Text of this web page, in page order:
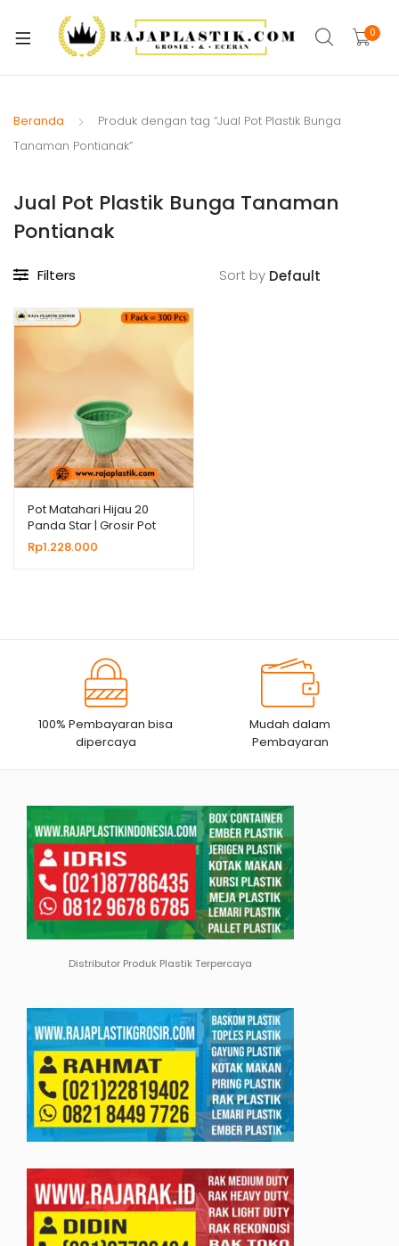
0
Beranda
Produk dengan tag “Jual Pot Plastik Bunga
Tanaman Pontianak”
Jual Pot Plastik Bunga Tanaman
Pontianak
Filters Sort by
Pot Matahari Hijau 20
Panda Star | Grosir Pot
Plastik Untuk Bunga
Tanaman Hias
Rp1.228.000
100% Pembayaran bisa
dipercaya
Mudah dalam
Pembayaran
Distributor Produk Plastik Terpercaya